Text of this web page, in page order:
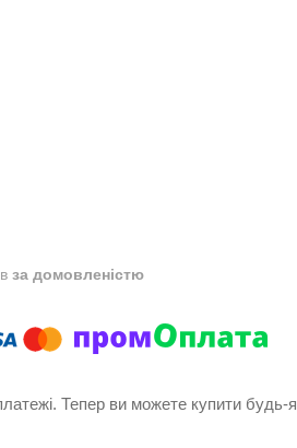
за домовленістю
Тепер ви можете купити будь-